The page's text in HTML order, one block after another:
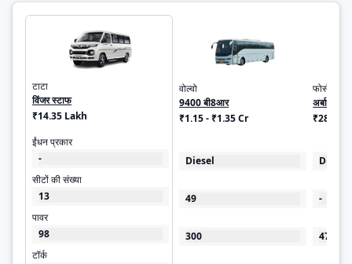
टाटा
विंजर स्टाफ
₹14.35 Lakh
ईंधन प्रकार
-
सीटों की संख्या
13
पावर
98
टॉर्क
वोल्वो
9400 बी8आर
₹1.15 - ₹1.35 Cr
Diesel
49
300
फोर्स
अर्बानिया
₹28.99 -
Diesel
-
47